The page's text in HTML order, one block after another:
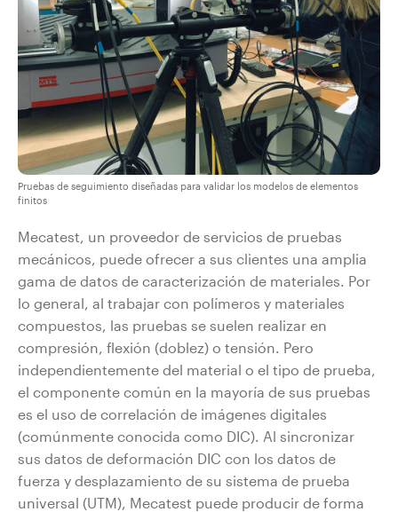
Pruebas de seguimiento diseñadas para validar los modelos de elementos
finitos
Mecatest, un proveedor de servicios de pruebas
mecánicos, puede ofrecer a sus clientes una amplia
gama de datos de caracterización de materiales. Por
lo general, al trabajar con polímeros y materiales
compuestos, las pruebas se suelen realizar en
compresión, flexión (doblez) o tensión. Pero
independientemente del material o el tipo de prueba,
el componente común en la mayoría de sus pruebas
es el uso de correlación de imágenes digitales
(comúnmente conocida como DIC). Al sincronizar
sus datos de deformación DIC con los datos de
fuerza y desplazamiento de su sistema de prueba
universal (UTM), Mecatest puede producir de forma